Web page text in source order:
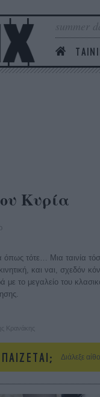
summer
Κυρία
όπως τότε… Μια ταινία
και ναι, σχεδόν
με το μεγαλείο του
Κρανάκης
Διάλεξε